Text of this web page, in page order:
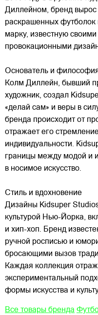
Диллейном, бренд вырос
раскрашенных
марку, известную
провокационными
Основатель и
Колм Диллейн, бывший
художник, создал
«делай сам» и веры в
бренда происходит от
отражает его
индивидуальности.
границы между модой и
в носимое искусство.
Стиль и вдохновение
Дизайны Kidsuper
культурой Нью-Йорка,
и хип-хоп. Бренд
ручной росписью и
бросающими вызов
Каждая коллекция
экспериментальный
формы искусства и
Все товары бренда